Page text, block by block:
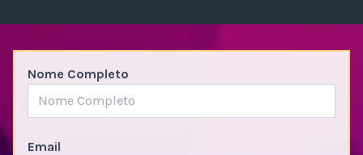
Nome Completo
Email